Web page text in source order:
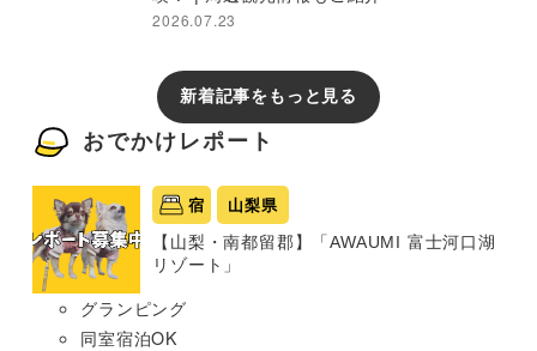
2026.07.23
新着記事をもっと見る
おでかけレポート
宿 山梨県
【山梨・南都留郡】「AWAUMI 富士河口湖
リゾート」
グランピング
同室宿泊OK